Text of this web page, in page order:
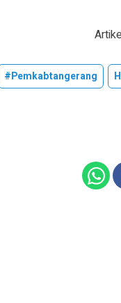
#pemkabtangerang